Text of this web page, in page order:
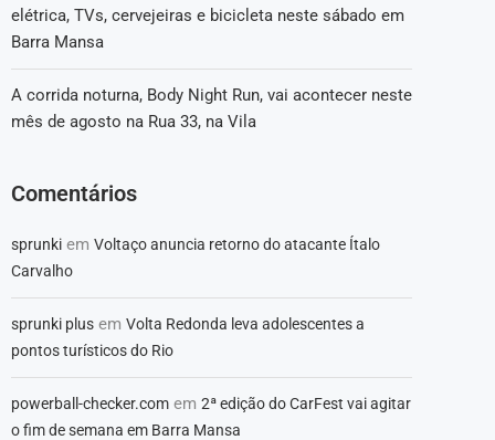
elétrica, TVs, cervejeiras e bicicleta neste sábado em
Barra Mansa
A corrida noturna, Body Night Run, vai acontecer neste
mês de agosto na Rua 33, na Vila
Comentários
sprunki em Voltaço anuncia retorno do atacante Ítalo
Carvalho
sprunki plus em Volta Redonda leva adolescentes a
pontos turísticos do Rio
powerball-checker.com em 2ª edição do CarFest vai agitar
o fim de semana em Barra Mansa